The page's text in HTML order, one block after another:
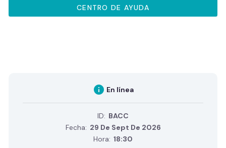
CENTRO DE AYUDA
info En línea
ID: BACC
Fecha: 29 De Sept De 2026
Hora: 18:30